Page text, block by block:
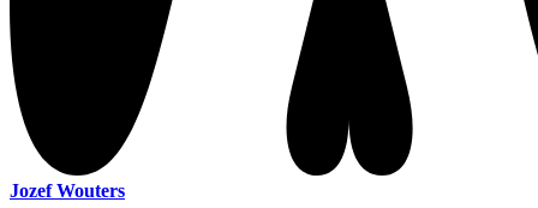
Jozef Wouters